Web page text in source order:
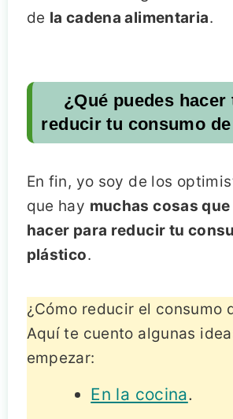
de la cadena alimentaria.
¿Qué puedes hacer
reducir tu consumo
En fin, yo soy de los
que hay muchas cosas
hacer para reducir tu
plástico.
¿Cómo reducir el consumo
Aquí te cuento algunas
empezar:
En la cocina.